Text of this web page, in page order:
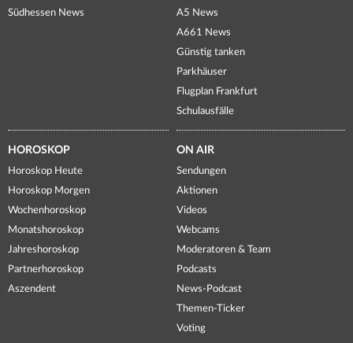
Südhessen News
A5 News
A661 News
Günstig tanken
Parkhäuser
Flugplan Frankfurt
Schulausfälle
HOROSKOP
Horoskop Heute
Horoskop Morgen
Wochenhoroskop
Monatshoroskop
Jahreshoroskop
Partnerhoroskop
Aszendent
ON AIR
Sendungen
Aktionen
Videos
Webcams
Moderatoren & Team
Podcasts
News-Podcast
Themen-Ticker
Voting